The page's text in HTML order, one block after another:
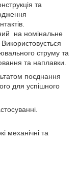
та
на номінальне
струму та
та наплавки.
поєднання
для успішного
механічні та